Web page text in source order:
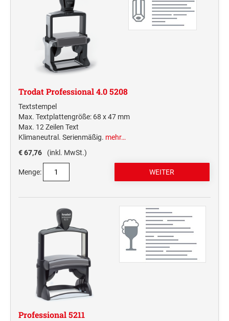
Trodat Professional 4.0 5208
Textstempel
Max. Textplattengröße: 68 x 47 mm
Max. 12 Zeilen Text
Klimaneutral. Serienmäßig. mehr…
€ 67,76
(inkl. MwSt.)
Menge:
Professional 5211